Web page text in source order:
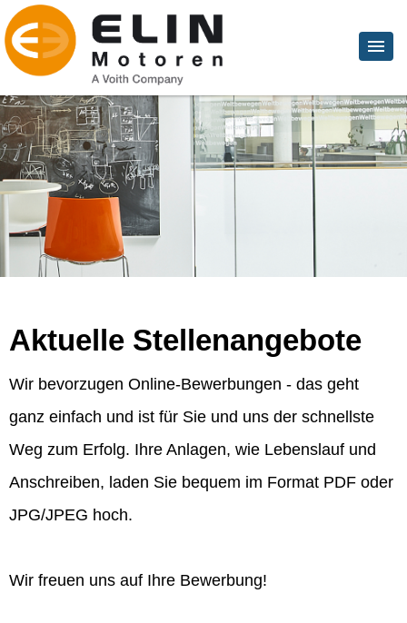
Aktuelle Stellenangebote
Wir bevorzugen Online-Bewerbungen - das geht
ganz einfach und ist für Sie und uns der schnellste
Weg zum Erfolg. Ihre Anlagen, wie Lebenslauf und
Anschreiben, laden Sie bequem im Format PDF oder
JPG/JPEG hoch.
Wir freuen uns auf Ihre Bewerbung!